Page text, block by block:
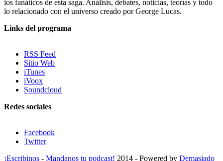
los fanáticos de esta saga. Análisis, debates, noticias, teorías y todo
lo relacionado con el universo creado por George Lucas.
Links del programa
RSS Feed
Sitio Web
iTunes
iVoox
Soundcloud
Redes sociales
Facebook
Twitter
¡Escribinos - Mandanos tu podcast! 2014 - Powered by Demasiado